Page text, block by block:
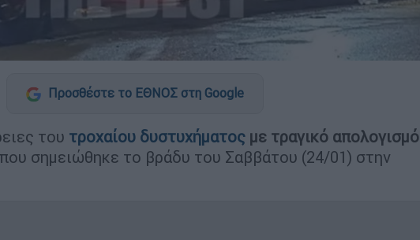
Προσθέστε το ΕΘΝΟΣ στη Google
του τροχαίου δυστυχήματος με τραγικό απολογισμό
που σημειώθηκε το βράδυ του Σαββάτου (24/01) στην